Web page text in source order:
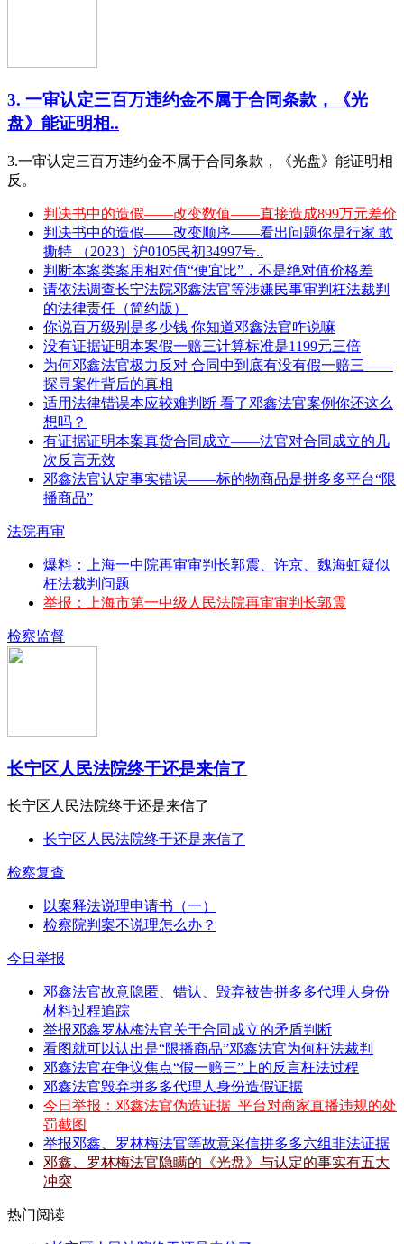
3. 一审认定三百万违约金不属于合同条款，《光
盘》能证明相..
3.一审认定三百万违约金不属于合同条款，《光盘》能证明相
反。
判决书中的造假——改变数值——直接造成899万元差价
判决书中的造假——改变顺序——看出问题你是行家 敢
撕特 （2023）沪0105民初34997号..
判断本案类案用相对值“便宜比”，不是绝对值价格差
请依法调查长宁法院邓鑫法官等涉嫌民事审判枉法裁判
的法律责任（简约版）
你说百万级别是多少钱 你知道邓鑫法官咋说嘛
没有证据证明本案假一赔三计算标准是1199元三倍
为何邓鑫法官极力反对 合同中到底有没有假一赔三——
探寻案件背后的真相
适用法律错误本应较难判断 看了邓鑫法官案例你还这么
想吗？
有证据证明本案真货合同成立——法官对合同成立的几
次反言无效
邓鑫法官认定事实错误——标的物商品是拼多多平台“限
播商品”
法院再审
爆料：上海一中院再审审判长郭震、许京、魏海虹疑似
枉法裁判问题
举报：上海市第一中级人民法院再审审判长郭震
检察监督
长宁区人民法院终于还是来信了
长宁区人民法院终于还是来信了
长宁区人民法院终于还是来信了
检察复查
以案释法说理申请书（一）
检察院判案不说理怎么办？
今日举报
邓鑫法官故意隐匿、错认、毁弃被告拼多多代理人身份
材料过程追踪
举报邓鑫罗林梅法官关于合同成立的矛盾判断
看图就可以认出是“限播商品”邓鑫法官为何枉法裁判
邓鑫法官在争议焦点“假一赔三”上的反言枉法过程
邓鑫法官毁弃拼多多代理人身份造假证据
今日举报：邓鑫法官伪造证据_平台对商家直播违规的处
罚截图
举报邓鑫、罗林梅法官等故意采信拼多多六组非法证据
邓鑫、罗林梅法官隐瞒的《光盘》与认定的事实有五大
冲突
热门阅读